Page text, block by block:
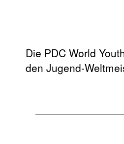
Die PDC World
den Jugend-